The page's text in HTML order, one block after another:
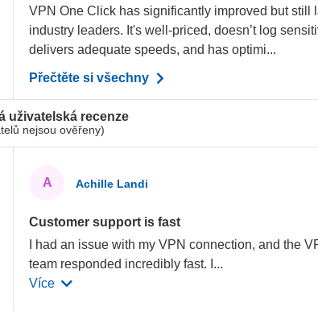
uživatelská recenze
nejsou ověřeny)
VPN One Click has significantly improved but still
industry leaders. It's well-priced, doesn’t log
delivers adequate speeds, and has optimi...
Přečtěte si všechny
A Achille Landi
Customer support is fast
I had an issue with my VPN connection, and the
team responded incredibly fast. I ...
Více